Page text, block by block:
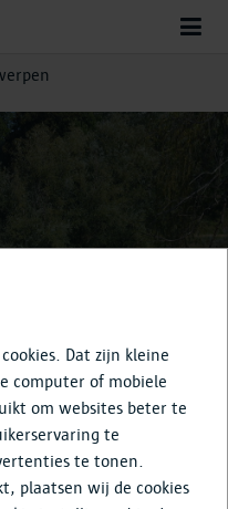
Dat zijn kleine
computer of mobiele
om websites beter te
te
te tonen.
plaatsen wij de cookies